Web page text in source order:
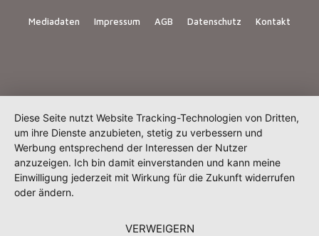
Mediadaten Impressum AGB Datenschutz Kontakt
Diese Seite nutzt Website Tracking-Technologien von Dritten,
um ihre Dienste anzubieten, stetig zu verbessern und
Werbung entsprechend der Interessen der Nutzer
anzuzeigen. Ich bin damit einverstanden und kann meine
Einwilligung jederzeit mit Wirkung für die Zukunft widerrufen
oder ändern.
VERWEIGERN